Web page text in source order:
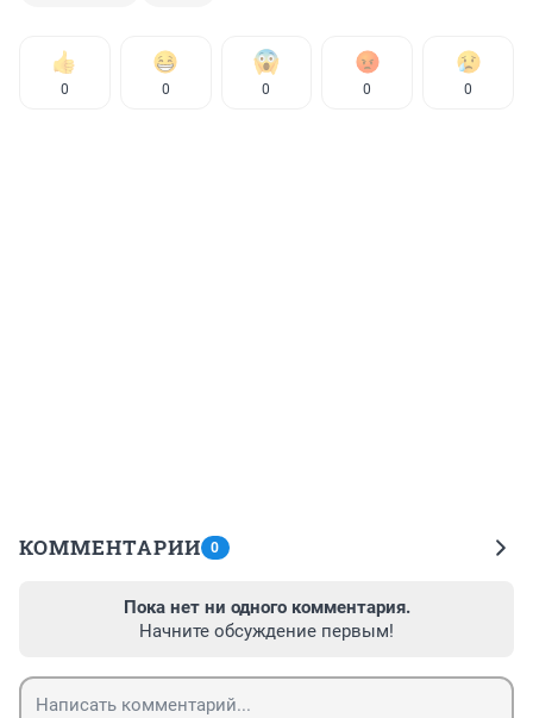
0 0 0 0 0
КОММЕНТАРИИ 0
Пока нет ни одного комментария.
Начните обсуждение первым!